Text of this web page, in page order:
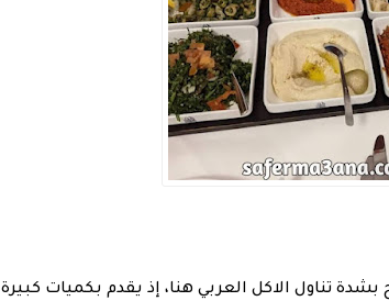
تناول الاكل العربي هنا، إذ يقدم بكميات كبيرة